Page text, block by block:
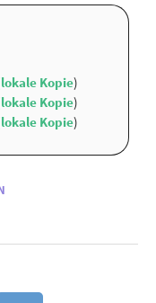
lokale Kopie)
lokale Kopie)
lokale Kopie)